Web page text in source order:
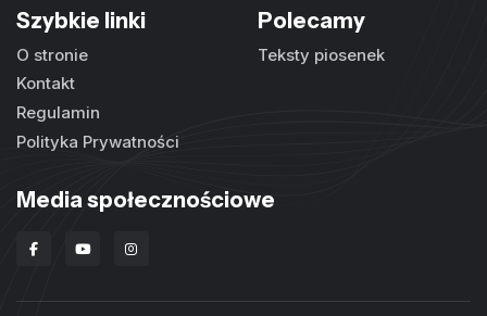
Szybkie linki
O stronie
Kontakt
Regulamin
Polityka Prywatności
Polecamy
Teksty piosenek
Media społecznościowe